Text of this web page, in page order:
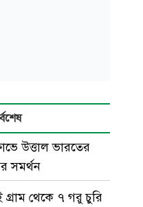
উত্তাল ভারতের
সমর্থন
থেকে ৭ গরু চুরি